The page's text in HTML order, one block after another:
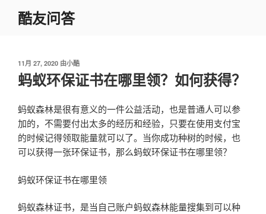
酷友问答
发
布
于
11月 27, 2020 由小酷
蚂蚁环保证书在哪里领？如何获得？
蚂蚁森林是很有意义的一件公益活动，也是普通人可以参
加的，不需要付出太多的经历和经验，只要在使用支付宝
的时候记得领取能量就可以了。当你成功种树的时候，也
可以获得一张环保证书，那么蚂蚁环保证书在哪里领？
蚂蚁环保证书在哪里领
蚂蚁森林证书，是当自己账户蚂蚁森林能量搜集到可以种